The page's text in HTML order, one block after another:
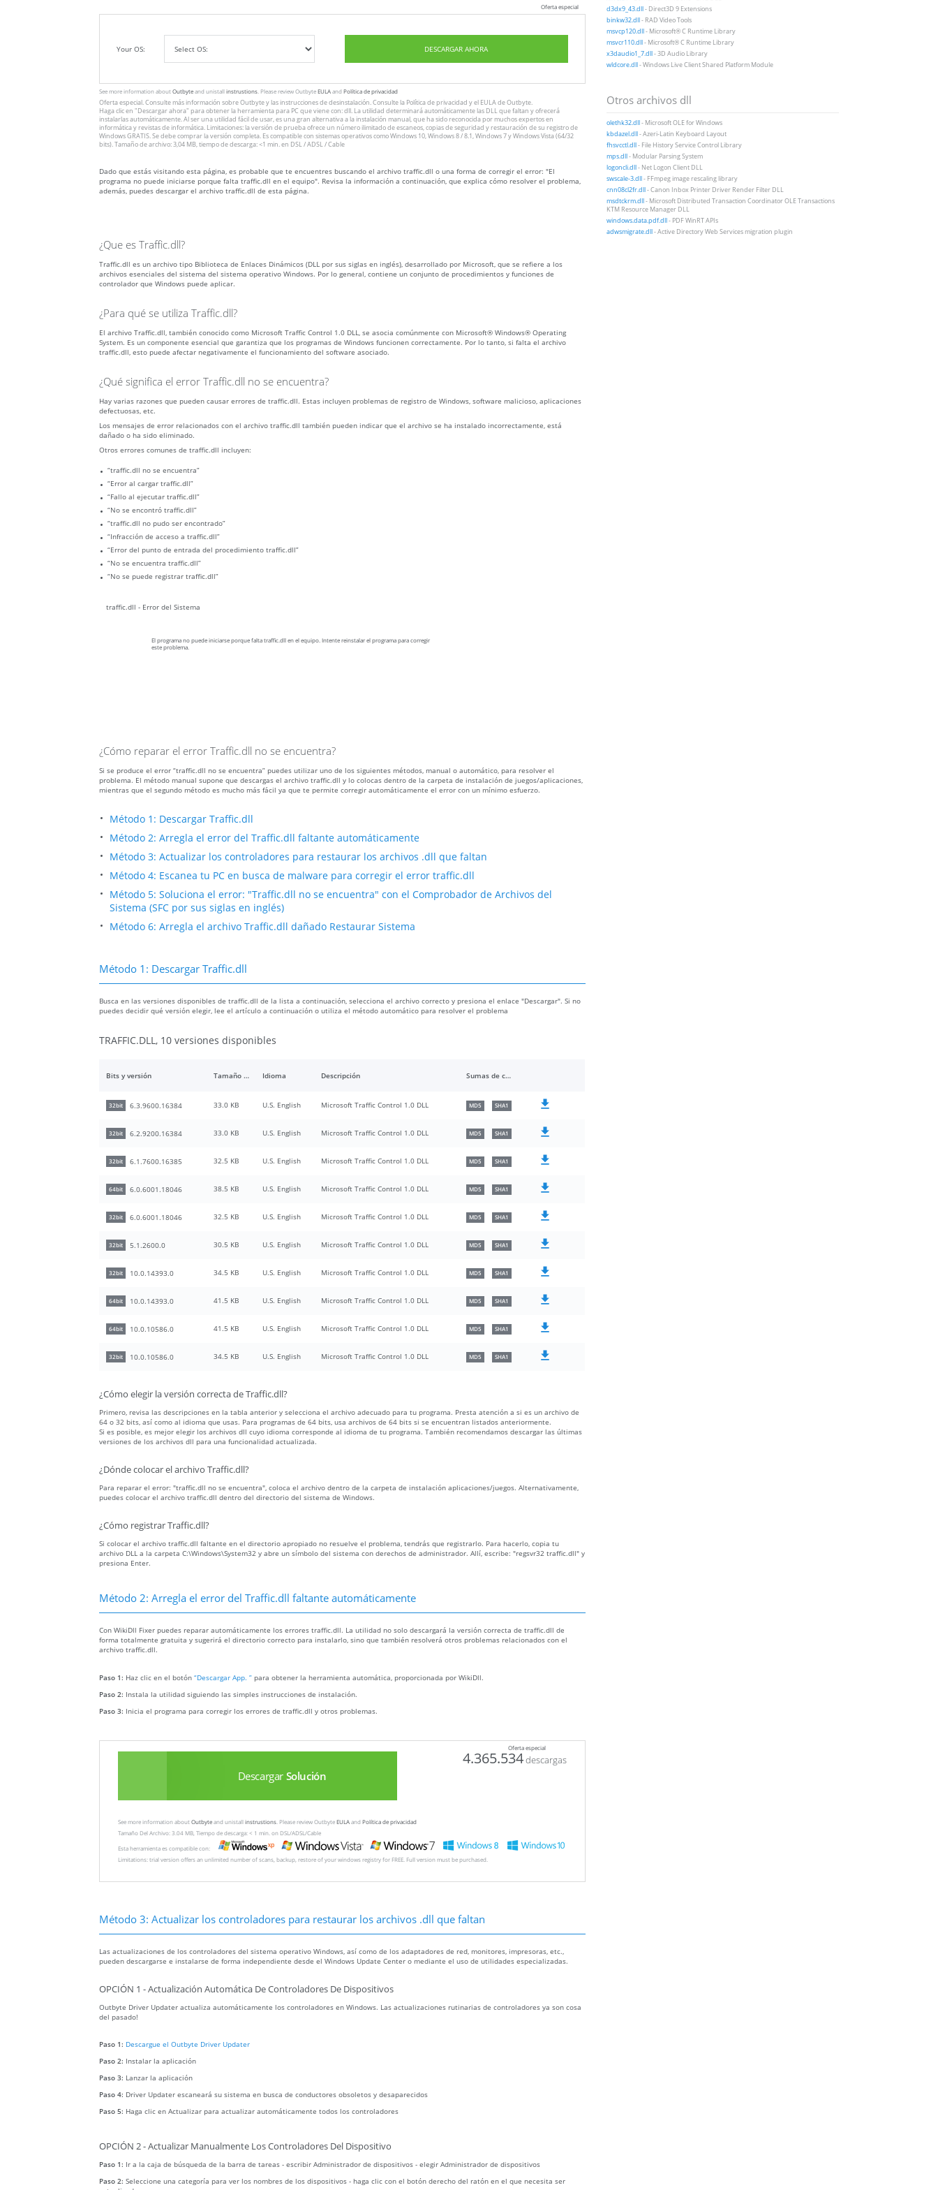
Oferta especial
Your OS: DESCARGAR AHORA
See more information about Outbyteand unistallinstrustions . Please review OutbyteEULAandPolítica de privacidad
Oferta especial. Consulte más información sobreOutbytey las instruccionesde desinstalación. Consultela Política de privacidad y el EULAde Outbyte.
Haga clic en "Descargar ahora" para obtener la herramienta para PC que viene con: dll. La utilidad determinará automáticamente las DLL que faltan y ofrecerá
instalarlas automáticamente. Al ser una utilidad fácil de usar, es una gran alternativa a la instalación manual, que ha sido reconocida por muchos expertos en
informática y revistas de informática. Limitaciones: la versión de prueba ofrece un número ilimitado de escaneos, copias de seguridad y restauración de su registro de
Windows GRATIS. Se debe comprar la versión completa. Es compatible con sistemas operativos como Windows 10, Windows 8 / 8.1, Windows 7 y Windows Vista (64/32
bits). Tamaño de archivo: 3,04 MB, tiempo de descarga: <1 min. en DSL / ADSL / Cable
Dado que estás visitando esta página, es probable que te encuentres buscando el archivo traffic.dll o una forma de corregir el error: "El
programa no puede iniciarse porque falta traffic.dll en el equipo". Revisa la información a continuación, que explica cómo resolver el problema,
además, puedes descargar el archivo traffic.dll de esta página.
¿Que es Traffic.dll?
Traffic.dll es un archivo tipo Biblioteca de Enlaces Dinámicos (DLL por sus siglas en inglés), desarrollado por Microsoft, que se refiere a los
archivos esenciales del sistema del sistema operativo Windows. Por lo general, contiene un conjunto de procedimientos y funciones de
controlador que Windows puede aplicar.
¿Para qué se utiliza Traffic.dll?
El archivo Traffic.dll, también conocido como Microsoft Traffic Control 1.0 DLL, se asocia comúnmente con Microsoft® Windows® Operating
System. Es un componente esencial que garantiza que los programas de Windows funcionen correctamente. Por lo tanto, si falta el archivo
traffic.dll, esto puede afectar negativamente el funcionamiento del software asociado.
¿Qué significa el error Traffic.dll no se encuentra?
Hay varias razones que pueden causar errores de traffic.dll. Estas incluyen problemas de registro de Windows, software malicioso, aplicaciones
defectuosas, etc.
Los mensajes de error relacionados con el archivo traffic.dll también pueden indicar que el archivo se ha instalado incorrectamente, está
dañado o ha sido eliminado.
Otros errores comunes de traffic.dll incluyen:
“traffic.dll no se encuentra”
“Error al cargar traffic.dll”
“Fallo al ejecutar traffic.dll”
“No se encontró traffic.dll”
“traffic.dll no pudo ser encontrado”
“Infracción de acceso a traffic.dll”
“Error del punto de entrada del procedimiento traffic.dll”
“No se encuentra traffic.dll”
“No se puede registrar traffic.dll”
traffic.dll - Error del Sistema
El programa no puede iniciarse porque falta traffic.dll en el equipo. Intente reinstalar el programa para corregir
este problema.
¿Cómo reparar el error Traffic.dll no se encuentra?
Si se produce el error “traffic.dll no se encuentra” puedes utilizar uno de los siguientes métodos, manual o automático, para resolver el
problema. El método manual supone que descargas el archivo traffic.dll y lo colocas dentro de la carpeta de instalación de juegos/aplicaciones,
mientras que el segundo método es mucho más fácil ya que te permite corregir automáticamente el error con un mínimo esfuerzo.
Método 1: Descargar Traffic.dll
Método 2: Arregla el error del Traffic.dll faltante automáticamente
Método 3: Actualizar los controladores para restaurar los archivos .dll que faltan
Método 4: Escanea tu PC en busca de malware para corregir el error traffic.dll
Método 5: Soluciona el error: "Traffic.dll no se encuentra" con el Comprobador de Archivos del
Sistema (SFC por sus siglas en inglés)
Método 6: Arregla el archivo Traffic.dll dañado Restaurar Sistema
Método 1: Descargar Traffic.dll
Busca en las versiones disponibles de traffic.dll de la lista a continuación, selecciona el archivo correcto y presiona el enlace "Descargar". Si no
puedes decidir qué versión elegir, lee el artículo a continuación o utiliza el método automático para resolver el problema
TRAFFIC.DLL, 10 versiones disponibles
Bits y versión Tamaño del archivo Idioma Descripción Sumas de comprobación
32bit 6.3.9600.16384 33.0 KB U.S. English Microsoft Traffic Control 1.0 DLL MD5 SHA1
32bit 6.2.9200.16384 33.0 KB U.S. English Microsoft Traffic Control 1.0 DLL MD5 SHA1
32bit 6.1.7600.16385 32.5 KB U.S. English Microsoft Traffic Control 1.0 DLL MD5 SHA1
64bit 6.0.6001.18046 38.5 KB U.S. English Microsoft Traffic Control 1.0 DLL MD5 SHA1
32bit 6.0.6001.18046 32.5 KB U.S. English Microsoft Traffic Control 1.0 DLL MD5 SHA1
32bit 5.1.2600.0 30.5 KB U.S. English Microsoft Traffic Control 1.0 DLL MD5 SHA1
32bit 10.0.14393.0 34.5 KB U.S. English Microsoft Traffic Control 1.0 DLL MD5 SHA1
64bit 10.0.14393.0 41.5 KB U.S. English Microsoft Traffic Control 1.0 DLL MD5 SHA1
64bit 10.0.10586.0 41.5 KB U.S. English Microsoft Traffic Control 1.0 DLL MD5 SHA1
32bit 10.0.10586.0 34.5 KB U.S. English Microsoft Traffic Control 1.0 DLL MD5 SHA1
¿Cómo elegir la versión correcta de Traffic.dll?
Primero, revisa las descripciones en la tabla anterior y selecciona el archivo adecuado para tu programa. Presta atención a si es un archivo de
64 o 32 bits, así como al idioma que usas. Para programas de 64 bits, usa archivos de 64 bits si se encuentran listados anteriormente.
Si es posible, es mejor elegir los archivos dll cuyo idioma corresponde al idioma de tu programa. También recomendamos descargar las últimas
versiones de los archivos dll para una funcionalidad actualizada.
¿Dónde colocar el archivo Traffic.dll?
Para reparar el error: "traffic.dll no se encuentra", coloca el archivo dentro de la carpeta de instalación aplicaciones/juegos. Alternativamente,
puedes colocar el archivo traffic.dll dentro del directorio del sistema de Windows.
¿Cómo registrar Traffic.dll?
Si colocar el archivo traffic.dll faltante en el directorio apropiado no resuelve el problema, tendrás que registrarlo. Para hacerlo, copia tu
archivo DLL a la carpeta C:\Windows\System32 y abre un símbolo del sistema con derechos de administrador. Allí, escribe: "regsvr32 traffic.dll" y
presiona Enter.
Método 2: Arregla el error del Traffic.dll faltante automáticamente
Con WikiDll Fixer puedes reparar automáticamente los errores traffic.dll. La utilidad no solo descargará la versión correcta de traffic.dll de
forma totalmente gratuita y sugerirá el directorio correcto para instalarlo, sino que también resolverá otros problemas relacionados con el
archivo traffic.dll.
Paso 1: Haz clic en el botón “Descargar App. ” para obtener la herramienta automática, proporcionada por WikiDll.
Paso 2: Instala la utilidad siguiendo las simples instrucciones de instalación.
Paso 3: Inicia el programa para corregir los errores de traffic.dll y otros problemas.
Oferta especial
Descargar Solución
4.365.534descargas
See more information about Outbyteand unistallinstrustions . Please review OutbyteEULAandPolítica de privacidad
Tamaño Del Archivo: 3.04 MB, Tiempo de descarga: < 1 min. on DSL/ADSL/Cable
Esta herramienta es compatible con:
Limitations: trial version offers an unlimited number of scans, backup, restore of your windows registry for FREE. Full version must be purchased.
Método 3: Actualizar los controladores para restaurar los archivos .dll que faltan
Las actualizaciones de los controladores del sistema operativo Windows, así como de los adaptadores de red, monitores, impresoras, etc.,
pueden descargarse e instalarse de forma independiente desde el Windows Update Center o mediante el uso de utilidades especializadas.
OPCIÓN 1 - Actualización Automática De Controladores De Dispositivos
Outbyte Driver Updater actualiza automáticamente los controladores en Windows. Las actualizaciones rutinarias de controladores ya son cosa
del pasado!
Paso 1: Descargue el Outbyte Driver Updater
Paso 2: Instalar la aplicación
Paso 3: Lanzar la aplicación
Paso 4: Driver Updater escaneará su sistema en busca de conductores obsoletos y desaparecidos
Paso 5: Haga clic en Actualizar para actualizar automáticamente todos los controladores
OPCIÓN 2 - Actualizar Manualmente Los Controladores Del Dispositivo
Paso 1: Ir a la caja de búsqueda de la barra de tareas - escribir Administrador de dispositivos - elegir Administrador de dispositivos
Paso 2: Seleccione una categoría para ver los nombres de los dispositivos - haga clic con el botón derecho del ratón en el que necesita ser
d3dx9_43.dll- Direct3D 9 Extensions
binkw32.dll- RAD Video Tools
msvcp120.dll- Microsoft® C Runtime Library
msvcr110.dll- Microsoft® C Runtime Library
x3daudio1_7.dll- 3D Audio Library
wldcore.dll- Windows Live Client Shared Platform Module
Otros archivos dll
olethk32.dll- Microsoft OLE for Windows
kbdazel.dll- Azeri-Latin Keyboard Layout
fhsvcctl.dll- File History Service Control Library
mps.dll- Modular Parsing System
logoncli.dll- Net Logon Client DLL
swscale-3.dll- FFmpeg image rescaling library
cnn08cl2fr.dll- Canon Inbox Printer Driver Render Filter DLL
msdtckrm.dll- Microsoft Distributed Transaction Coordinator OLE Transactions
KTM Resource Manager DLL
windows.data.pdf.dll- PDF WinRT APIs
adwsmigrate.dll- Active Directory Web Services migration plugin